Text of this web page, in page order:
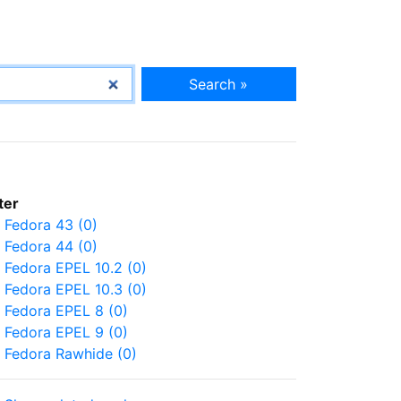
Search »
Fedora 43 (0)
Fedora 44 (0)
Fedora EPEL 10.2 (0)
Fedora EPEL 10.3 (0)
Fedora EPEL 8 (0)
Fedora EPEL 9 (0)
Fedora Rawhide (0)